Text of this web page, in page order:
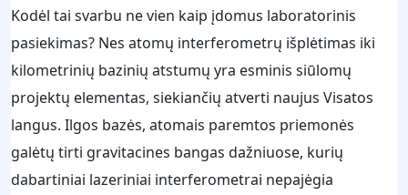
Kodėl tai svarbu ne vien kaip įdomus laboratorinis
pasiekimas? Nes atomų interferometrų išplėtimas iki
kilometrinių bazinių atstumų yra esminis siūlomų
projektų elementas, siekiančių atverti naujus Visatos
langus. Ilgos bazės, atomais paremtos priemonės
galėtų tirti gravitacines bangas dažniuose, kurių
dabartiniai lazeriniai interferometrai nepajėgia